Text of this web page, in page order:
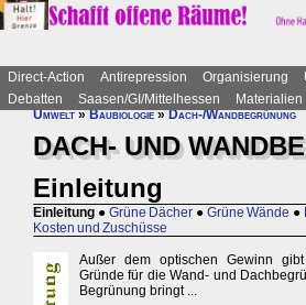
Direct-Action Antirepression Organisierung
Debatten
Saasen/GI/Mittelhessen Materialien
Umwelt»Baubiologie»Dach-/Wandbegrünung
DACH- UND
Einleitung
Einleitung ● Grüne Dächer ● Grüne Wände ●
Kosten und Zuschüsse
Außer dem optischen Gewinn
Gründe für die Wand- und
Begrünung bringt ...